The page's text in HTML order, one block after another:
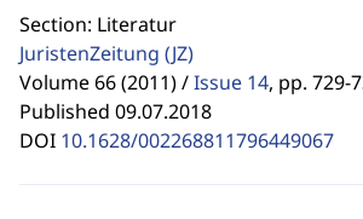
Section: Literatur
JuristenZeitung (JZ)
Volume 66 (2011) /Issue 14, pp. 729-
Published 09.07.2018
DOI 10.1628/002268811796449067